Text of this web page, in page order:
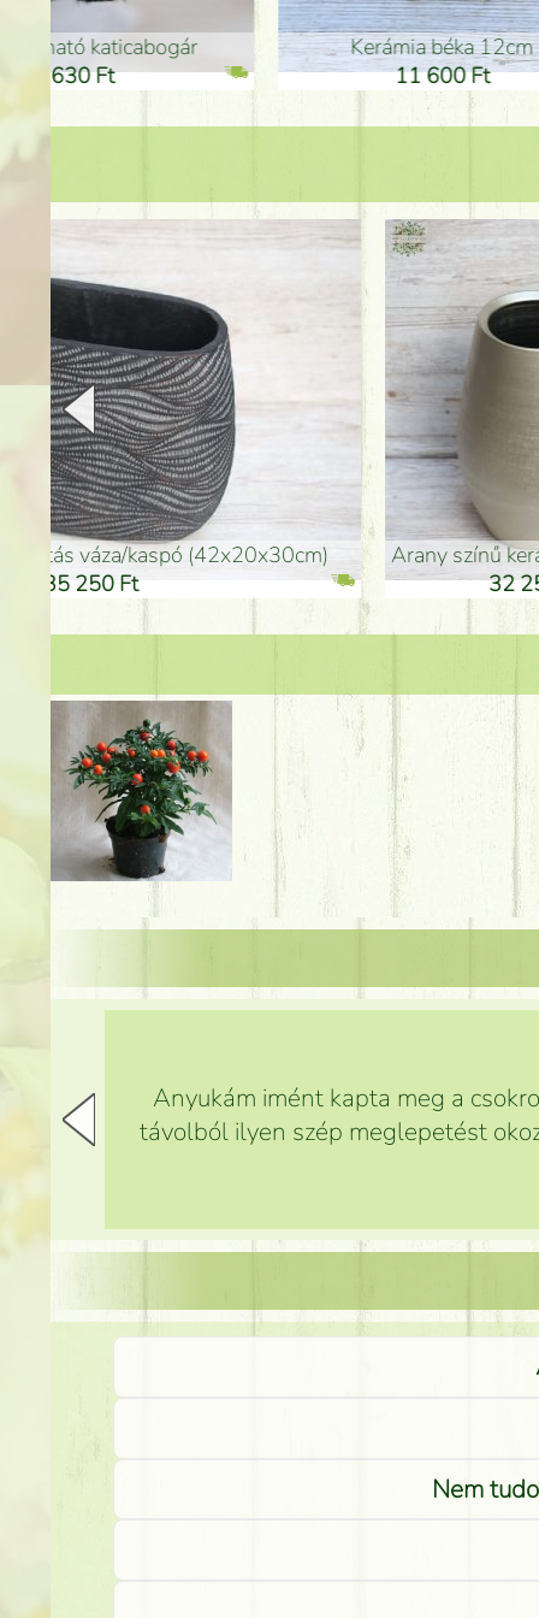
Kerámia béka 12cm
11 600 Ft
arany színű kerámia váza (40x26cm)
hosszú arany színű
46
Anyukám imént kapta meg a
távolból ilyen szép meglepetést
Nem